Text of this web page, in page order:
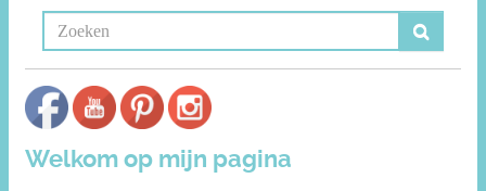
Welkom op mijn pagina